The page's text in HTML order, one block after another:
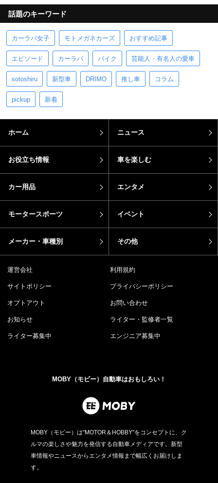
話題のキーワード
カーラバ女子 モトメガネカーズ おすすめ記事
エピソード カーラバ バイク 芸能人・有名人の愛車
sotoshiru 新型車 DRIMO 推し車 コラム
pickup 新着
ホーム ニュース
お役立ち情報 車を楽しむ
カー用品 エンタメ
モータースポーツ イベント
メーカー・車種別 その他
運営会社 利用規約
サイトポリシー プライバシーポリシー
オプトアウト お問い合わせ
お知らせ ライター・監修者一覧
ライター募集中 エンジニア募集中
MOBY（モビー）自動車はおもしろい！
MOBY（モビー）は"MOTOR＆HOBBY"をコンセプトに、ク
ルマの楽しさや魅力を発信する自動車メディアです。新型
車情報やニュースからエンタメ情報まで幅広くお届けしま
す。